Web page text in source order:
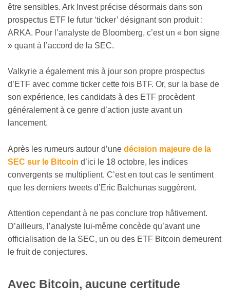
être sensibles. Ark Invest précise désormais dans son
prospectus ETF le futur ‘ticker’ désignant son produit :
ARKA. Pour l’analyste de Bloomberg, c’est un « bon signe
» quant à l’accord de la SEC.
Valkyrie a également mis à jour son propre prospectus
d’ETF avec comme ticker cette fois BTF. Or, sur la base de
son expérience, les candidats à des ETF procèdent
généralement à ce genre d’action juste avant un
lancement.
Après les rumeurs autour d’une décision majeure de la
SEC sur le Bitcoin d’ici le 18 octobre, les indices
convergents se multiplient. C’est en tout cas le sentiment
que les derniers tweets d’Eric Balchunas suggèrent.
Attention cependant à ne pas conclure trop hâtivement.
D’ailleurs, l’analyste lui-même concède qu’avant une
officialisation de la SEC, un ou des ETF Bitcoin demeurent
le fruit de conjectures.
Avec Bitcoin, aucune certitude